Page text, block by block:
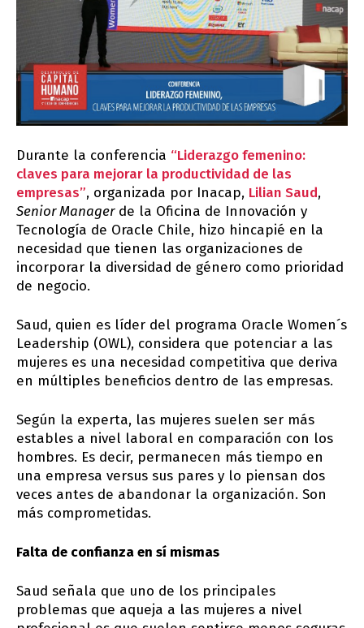
Durante la conferencia “Liderazgo femenino:
claves para mejorar la productividad de las
empresas”, organizada por Inacap, Lilian Saud,
Senior Managerde la Oficina de Innovación y
Tecnología de Oracle Chile, hizo hincapié en la
necesidad que tienen las organizaciones de
incorporar la diversidad de género como prioridad
de negocio.
Saud, quien es líder del programa Oracle Women´s
Leadership (OWL), considera que potenciar a las
mujeres es una necesidad competitiva que deriva
en múltiples beneficios dentro de las empresas.
Según la experta, las mujeres suelen ser más
estables a nivel laboral en comparación con los
hombres. Es decir, permanecen más tiempo en
una empresa versus sus pares y lo piensan dos
veces antes de abandonar la organización. Son
más comprometidas.
Falta de confianza en sí mismas
Saud señala que uno de los principales
problemas que aqueja a las mujeres a nivel